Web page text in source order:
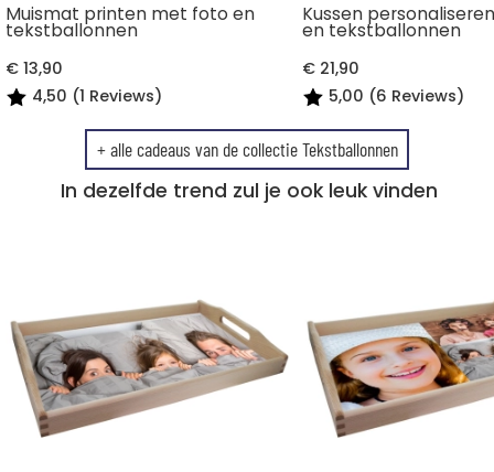
Muismat printen met foto en
tekstballonnen
€ 13,90
4,50 (1 Reviews)
Kussen
en tekstballonnen
€ 21,90
5,00 (6 Reviews)
+ alle cadeaus van de collectie Tekstballonnen
In dezelfde trend zul je ook leuk vinden